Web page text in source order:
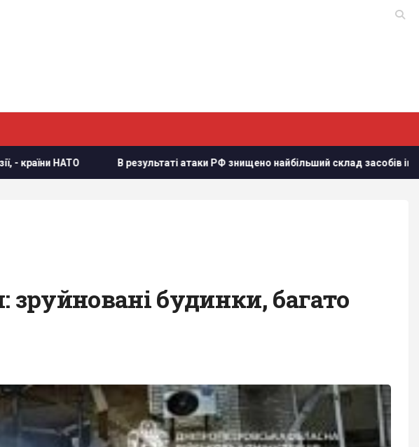
В результаті атаки РФ знищено найбільший склад засобів індивідуального захисту
будинки, багато